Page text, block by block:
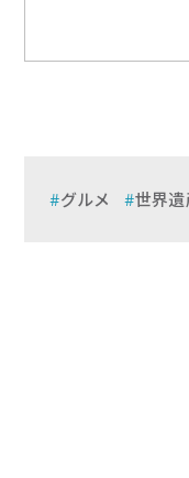
グルメ 世界